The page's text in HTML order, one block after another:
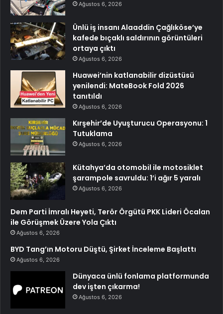
Ağustos 6, 2026
Ünlü iş insanı Alaaddin Çağlıköse’ye
kafede bıçaklı saldırının görüntüleri
ortaya çıktı
Ağustos 6, 2026
Huawei’nin katlanabilir dizüstüsü
yenilendi: MateBook Fold 2026
tanıtıldı
Ağustos 6, 2026
Kırşehir’de Uyuşturucu Operasyonu: 1
Tutuklama
Ağustos 6, 2026
Kütahya’da otomobil ile motosiklet
şarampole savruldu: 1’i ağır 5 yaralı
Ağustos 6, 2026
Dem Parti İmralı Heyeti, Terör Örgütü PKK Lideri Öcalan
ile Görüşmek Üzere Yola Çıktı
Ağustos 6, 2026
BYD Tang’ın Motoru Düştü, Şirket İnceleme Başlattı
Ağustos 6, 2026
Dünyaca ünlü fonlama platformunda
dev işten çıkarma!
Ağustos 6, 2026